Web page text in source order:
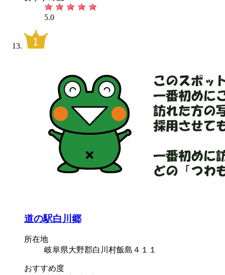
5.0
道の駅白川郷
所在地
岐阜県大野郡白川村飯島４１１
おすすめ度